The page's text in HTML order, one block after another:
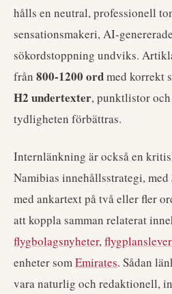
hålls en neutral, professionell
sensationsmakeri, AI-
sökordstoppning undviks.
från 800-1200 ordmed korrekt
H2 undertexter, punktlistor
tydligheten förbättras.
Internlänkning är också en
Namibias innehållsstrategi, med
med ankartext på två eller fler
att koppla samman relaterat
flygbolagsnyheter,
enheter somEmirates. Sådan
vara naturlig och redaktionell,